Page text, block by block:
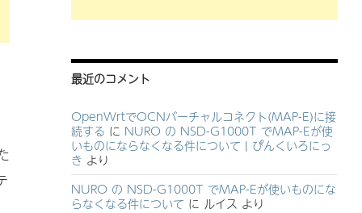
最近のコメント
OpenWrtでOCNバーチャルコネクト(MAP-E)に接
続する に NURO の NSD-G1000T でMAP-Eが使
いものにならなくなる件について | ぴんくいろにっ
き より
NURO の NSD-G1000T でMAP-Eが使いものにな
らなくなる件について に ルイス より